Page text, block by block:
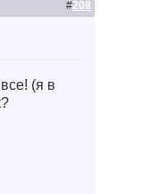
#208
(я в